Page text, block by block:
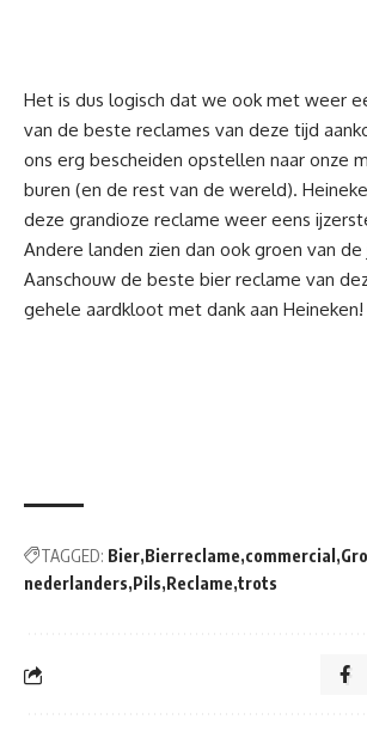
Het is dus logisch dat we ook met weer
van de beste reclames van deze tijd
ons erg bescheiden opstellen naar onze
buren (en de rest van de wereld).
deze grandioze reclame weer eens
Andere landen zien dan ook groen van de
Aanschouw de beste bier reclame van
gehele aardkloot met dank aan Heineken!
TAGGED: Bier Bierreclame commercial
nederlanders Pils Reclame trots